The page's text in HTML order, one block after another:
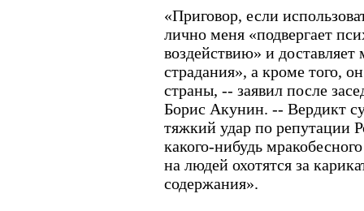
«Приговор, если
лично меня «подвергает
воздействию» и доставляет
страдания», а кроме того,
страны, -- заявил после
Борис Акунин. -- Вердикт
тяжкий удар по репутации
какого-нибудь
на людей охотятся за
содержания».